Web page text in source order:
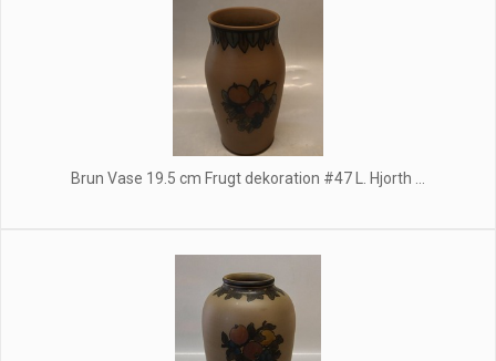
Brun Vase 19.5 cm Frugt dekoration #47 L. Hjorth ...